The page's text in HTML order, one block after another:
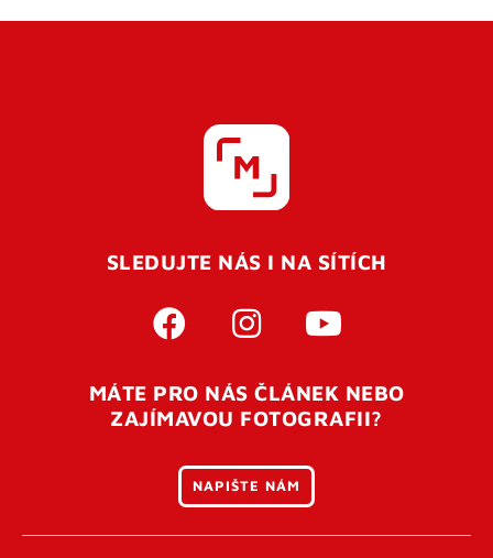
SLEDUJTE NÁS I NA SÍTÍCH
MÁTE PRO NÁS ČLÁNEK NEBO
ZAJÍMAVOU FOTOGRAFII?
NAPIŠTE NÁM